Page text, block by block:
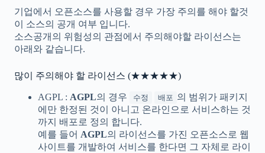
기업에서 오픈소스를 사용할 경우 가장 주의를 해야 할것
이 소스의 공개 여부 입니다.
소스공개의 위험성의 관점에서 주의해야할 라이선스는
아래와 같습니다.
많이 주의해야 할 라이선스 (★★★★★)
AGPL : AGPL의 경우 수정 배포 의 범위가 패키지
에만 한정된 것이 아니고 온라인으로 서비스하는 것
까지 배포로 정의 합니다.
예를 들어 AGPL의 라이선스를 가진 오픈소스로 웹
사이트를 개발하여 서비스를 한다면 그 자체로 라이